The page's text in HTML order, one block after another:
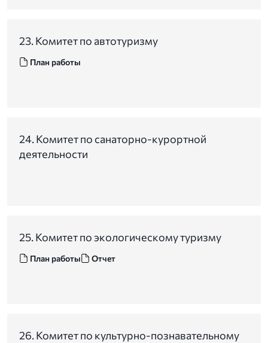
23. Комитет по автотуризму
План работы
24. Комитет по санаторно-курортной
деятельности
25. Комитет по экологическому туризму
План работы Отчет
26. Комитет по культурно-познавательному